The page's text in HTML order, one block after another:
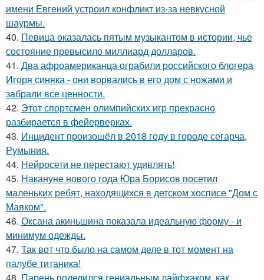
имени Евгений устроил конфликт из-за невкусной
шаурмы.
40. Певица оказалась пятым музыкантом в истории, чье
состояние превысило миллиард долларов.
41. Два афроамериканца ограбили российского блогера
Игоря синяка - они ворвались в его дом с ножами и
забрали все ценности.
42. Этот спортсмен олимпийских игр прекрасно
разбирается в фейерверках.
43. Инцидент произошёл в 2018 году в городе сегарча,
Румыния.
44. Нейросети не перестают удивлять!
45. Накануне нового года Юра Борисов посетил
маленьких ребят, находящихся в детском хосписе "Дом с
Маяком".
46. Оксана акиньшина показала идеальную форму - и
минимум одежды.
47. Так вот что было на самом деле в тот момент на
палубе титаника!